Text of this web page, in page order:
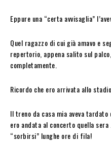
Eppure una “certa avvisaglia”
Quel ragazzo di cui già amavo e
repertorio, appena salito sul
completamente.
Ricordo che ero arrivata allo
Il treno da casa mia aveva
ero andata al concerto quella sera
“sorbirsi” lunghe ore di fila!